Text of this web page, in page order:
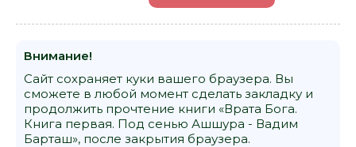
Внимание!
Сайт сохраняет куки вашего браузера. Вы
сможете в любой момент сделать закладку и
продолжить прочтение книги «Врата Бога.
Книга первая. Под сенью Ашшура - Вадим
Барташ», после закрытия браузера.